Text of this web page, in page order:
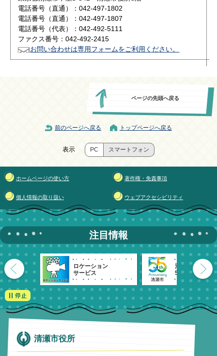
電話番号（直通）：042-497-1802
電話番号（直通）：042-497-1807
電話番号（代表）：042-492-5111
ファクス番号：042-492-2415
お問い合わせは専用フォームをご利用ください。
ページの先頭へ戻る
前のページへ戻る トップページへ戻る
表示 PC スマートフォン
ホームページの使い方 著作権・免責事項
個人情報の取り扱い ウェブアクセシビリティ
注目情報
ロケーション
サービス
清瀬市
55周年記念
清瀬市役所